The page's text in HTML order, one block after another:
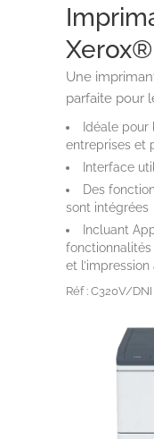
Une
parfaite pour
Idéale
entreprises et
Interface
Des
sont intégrées
Incluant
et
Réf : C320V/DNI